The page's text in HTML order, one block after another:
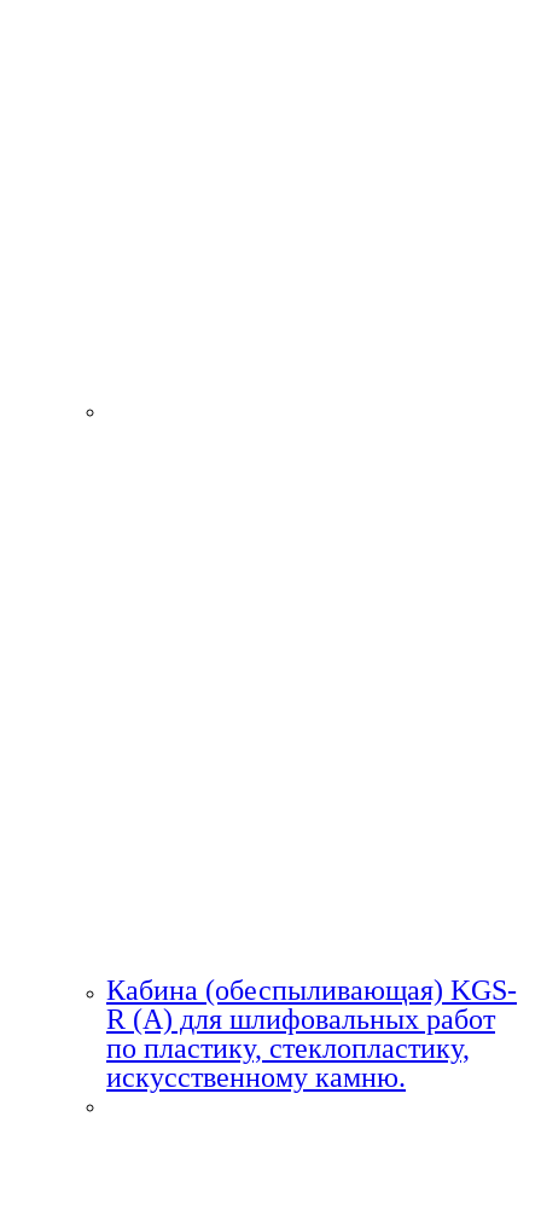
Кабина (обеспыливающая) KGS-
R (A) для шлифовальных работ
по пластику, стеклопластику,
искусственному камню.